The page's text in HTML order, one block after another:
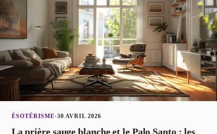
ÉSOTÉRISME·30 AVRIL 2026
La prière sauge blanche et le Palo Santo : les